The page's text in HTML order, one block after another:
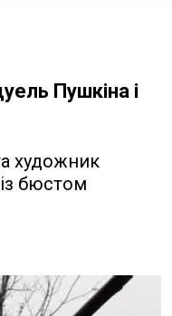
Пушкіна і
художник
бюстом